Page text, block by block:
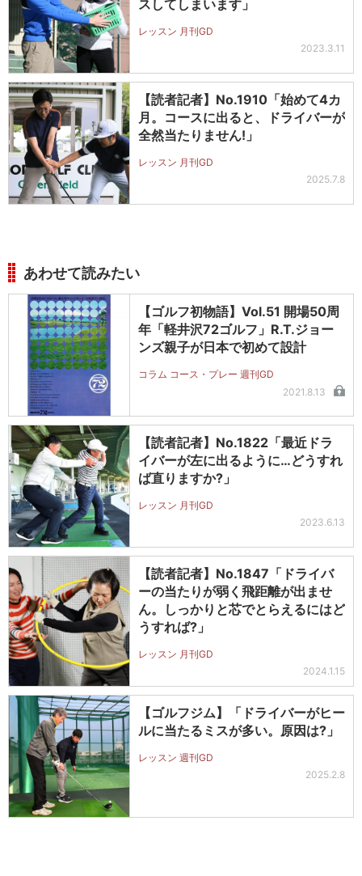
スしてしまいます」
レッスン 月刊GD
2023.3.11
【読者記者】No.1910「始めて4カ
月。コースに出ると、ドライバーが
全然当たりません!」
レッスン 月刊GD
2025.7.8
あわせて読みたい
【ゴルフ初物語】Vol.51 開場50周
年「軽井沢72ゴルフ」R.T.ジョー
ンズ親子が日本で初めて設計
コラム コース・プレー 週刊GD
2021.8.13
【読者記者】No.1822「最近ドラ
イバーが左に出るように…どうすれ
ば直りますか?」
レッスン 月刊GD
2023.6.13
【読者記者】No.1847「ドライバ
ーの当たりが弱く飛距離が出ませ
ん。しっかりと芯でとらえるにはど
うすれば?」
レッスン 月刊GD
2024.1.15
【ゴルフジム】「ドライバーがヒー
ルに当たるミスが多い。原因は?」
レッスン 週刊GD
2025.2.8